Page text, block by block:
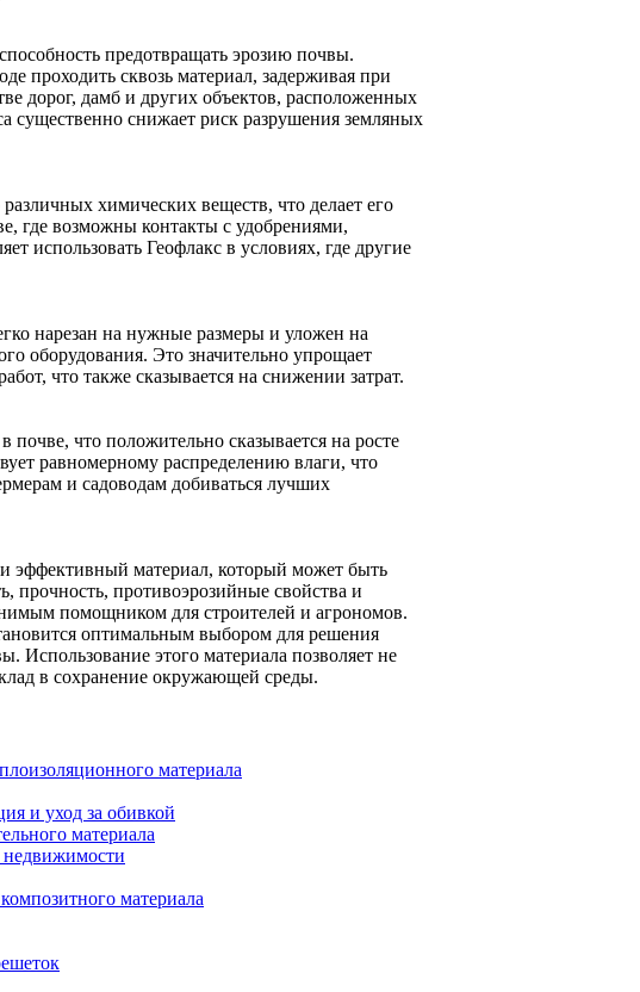
предотвращать эрозию почвы.
проходить сквозь материал, задерживая при
дорог, дамб и других объектов, расположенных
существенно снижает риск разрушения земляных
химических веществ, что делает его
где возможны контакты с удобрениями,
использовать Геофлакс в условиях, где другие
нарезан на нужные размеры и уложен на
оборудования. Это значительно упрощает
что также сказывается на снижении затрат.
что положительно сказывается на росте
равномерному распределению влаги, что
и садоводам добиваться лучших
и эффективный материал, который может быть
прочность, противоэрозийные свойства и
помощником для строителей и агрономов.
оптимальным выбором для решения
Использование этого материала позволяет не
в сохранение окружающей среды.
материала
и уход за обивкой
материала
недвижимости
материала